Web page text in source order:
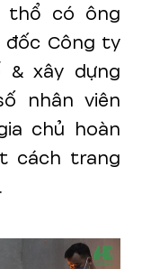
thổ có ông
đốc Công ty
xây dựng
nhân viên
chủ hoàn
cách trang